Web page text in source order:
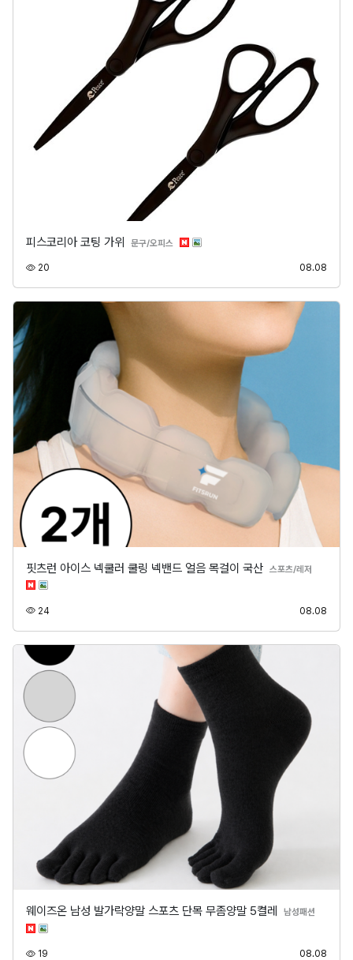
피스코리아 코팅 가위 문구/오피스 분류
20 08.08
핏츠런 아이스 넥쿨러 쿨링 넥밴드 얼음 목걸이 국산 스포츠/레저
24조회 08.08
웨이즈온 남성 발가락양말 스포츠 단목 무좀양말 5켤레 남성패션
19 08.08